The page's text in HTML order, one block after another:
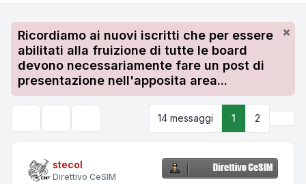
Ricordiamo ai nuovi iscritti che per essere
abilitati alla fruizione di tutte le board
devono necessariamente fare un post di
presentazione nell'apposita area...
14 messaggi 1 2
stecol
Direttivo CeSIM